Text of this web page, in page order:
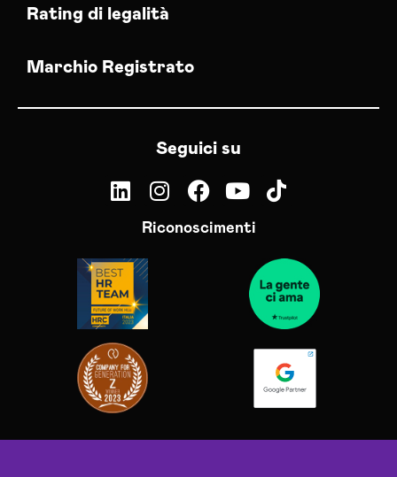
Rating di legalità
Marchio Registrato
Seguici su
Riconoscimenti